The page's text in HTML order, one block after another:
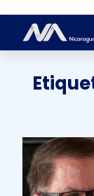
Skip to